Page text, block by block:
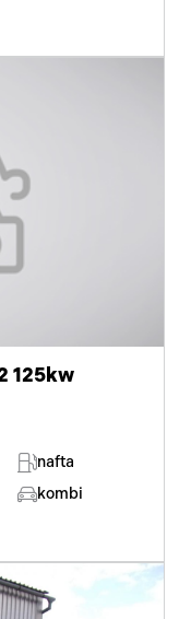
125kw
nafta
kombi